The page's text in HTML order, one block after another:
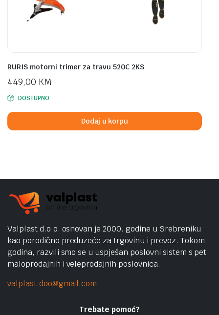
RURIS motorni trimer za travu 520C 2KS
449,00 KM
DOSTUPNO
Dodaj u korpu
Valplast d.o.o. osnovan je 2000. godine u Srebreniku
kao porodično preduzeće za trgovinu i prevoz. Tokom
godina, razvili smo se u uspješan poslovni sistem s pet
maloprodajnih i veleprodajnih poslovnica.
valplast.doo@gmail.com
Trebate pomoć?